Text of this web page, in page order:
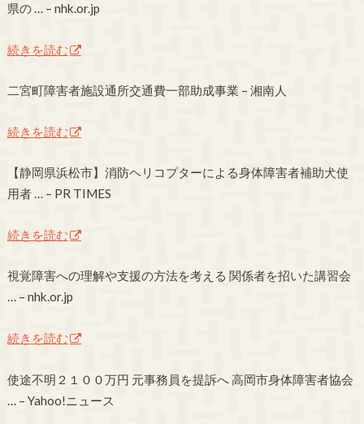
県の … – nhk.or.jp
続きを読む
二宮町障害者施設通所交通費一部助成事業 – 湘南人
続きを読む
【静岡県浜松市】消防ヘリコプターによる身体障害者補助犬使
用者 … – PR TIMES
続きを読む
視覚障害への理解や支援の方法を考える 関係者を招いた講習会
… – nhk.or.jp
続きを読む
使途不明２１００万円 元事務員を提訴へ 高岡市身体障害者協会
… – Yahoo!ニュース